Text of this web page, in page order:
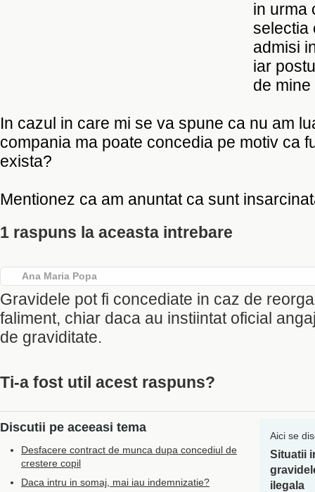
in urma
selectia
admisi
iar
de
In cazul in care mi se va spune ca nu am
compania ma poate concedia pe motiv ca
exista?
Mentionez ca am anuntat ca sunt
1 raspuns la aceasta intrebare
Ana Maria Popa
Gravidele pot fi concediate in caz de
faliment, chiar daca au instiintat oficial
de graviditate.
Ti-a fost util acest raspuns?
Discutii pe aceeasi tema
Desfacere contract de munca dupa concediul de
crestere copil
Daca intru in somaj, mai iau indemnizatie?
Aici se
Situatii
ilegala